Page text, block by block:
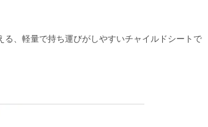
、軽量で持ち運びがしやすいチャイルドシートで